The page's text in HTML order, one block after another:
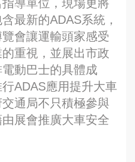
導單位，現場更將
最新的ADAS系統，
會讓運輸頭家感受
重視，並展出市政
動巴士的具體成
ADAS應用提升大車
通局不只積極參與
展會推廣大車安全